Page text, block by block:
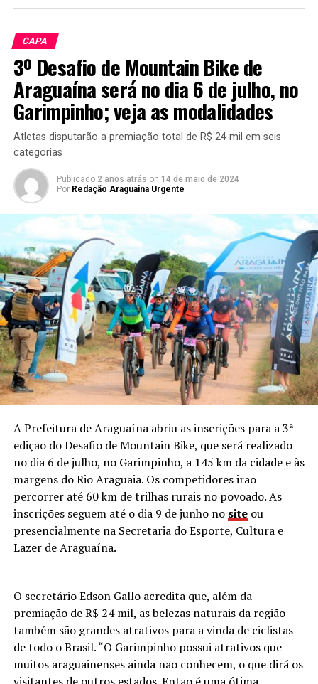
CAPA
3º Desafio de Mountain Bike de
Araguaína será no dia 6 de julho, no
Garimpinho; veja as modalidades
Atletas disputarão a premiação total de R$ 24 mil em seis
categorias
Publicado 2 anos atrás on 14 de maio de 2024
Por Redação Araguaina Urgente
A Prefeitura de Araguaína abriu as inscrições para a 3ª
edição do Desafio de Mountain Bike, que será realizado
no dia 6 de julho, no Garimpinho, a 145 km da cidade e às
margens do Rio Araguaia. Os competidores irão
percorrer até 60 km de trilhas rurais no povoado. As
inscrições seguem até o dia 9 de junho no site ou
presencialmente na Secretaria do Esporte, Cultura e
Lazer de Araguaína.
O secretário Edson Gallo acredita que, além da
premiação de R$ 24 mil, as belezas naturais da região
também são grandes atrativos para a vinda de ciclistas
de todo o Brasil. “O Garimpinho possui atrativos que
muitos araguainenses ainda não conhecem, o que dirá os